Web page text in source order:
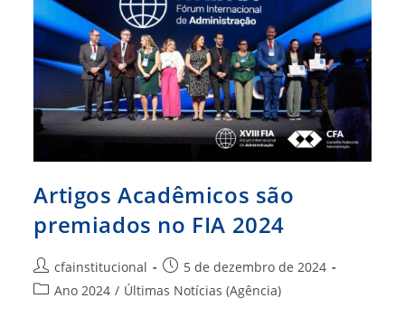
Do
FIA
Artigos Acadêmicos são
premiados no FIA 2024
Autor
do
cfainstitucional
Post
publicado:
5 de dezembro de 2024
Categoria
Ano 2024 / Últimas Notícias (Agência)